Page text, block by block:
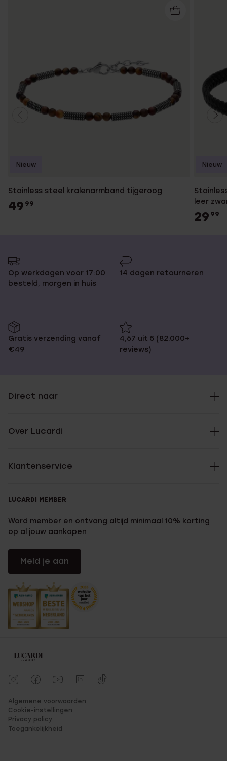
Stainless steel kralenarmband tijgeroog
49 99
Nieuw
leer
29 99
Nieuw
Op werkdagen voor 17:00
besteld, morgen in huis
14 dagen retourneren
Gratis verzending vanaf
€49
4,67 uit 5 (82.000+
reviews)
Direct naar
Over Lucardi
Klantenservice
LUCARDI MEMBER
Word member en ontvang altijd minimaal 10% korting
op al jouw aankopen
Meld je aan
Algemene voorwaarden
Cookie-instellingen
Privacy policy
Toegankelijkheid